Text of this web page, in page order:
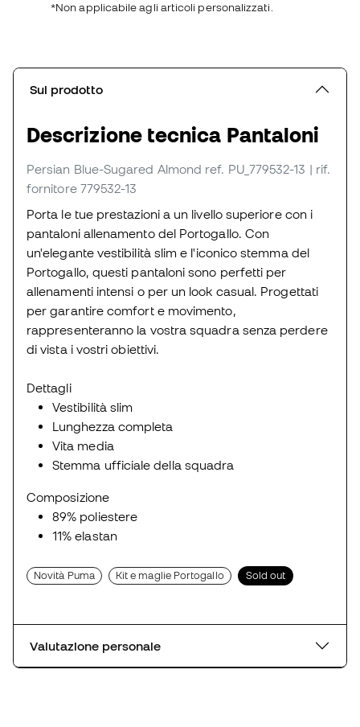
*Non applicabile agli articoli personalizzati.
Sul prodotto
Descrizione tecnica Pantaloni
Persian Blue-Sugared Almond ref. PU_779532-13 | rif.
fornitore 779532-13
Porta le tue prestazioni a un livello superiore con i
pantaloni allenamento del Portogallo. Con
un'elegante vestibilità slim e l'iconico stemma del
Portogallo, questi pantaloni sono perfetti per
allenamenti intensi o per un look casual. Progettati
per garantire comfort e movimento,
rappresenteranno la vostra squadra senza perdere
di vista i vostri obiettivi.
Dettagli
Vestibilità slim
Lunghezza completa
Vita media
Stemma ufficiale della squadra
Composizione
89% poliestere
11% elastan
Novità Puma Kit e maglie Portogallo Sold out
Valutazione personale